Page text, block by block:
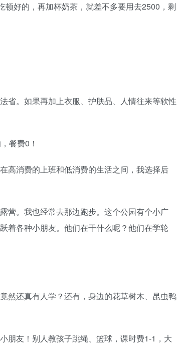
好的，再加杯奶茶，就差不多要用去2500，剩
省。如果再加上衣服、护肤品、人情往来等软性
餐费0！
高消费的上班和低消费的生活之间，我选择后
营。我也经常去那边跑步。这个公园有个小广
着各种小朋友。他们在干什么呢？他们在学轮
然还真有人学？还有，身边的花草树木、昆虫鸭
朋友！别人教孩子跳绳、篮球，课时费1-1，大